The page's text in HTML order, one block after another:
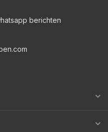
berichten